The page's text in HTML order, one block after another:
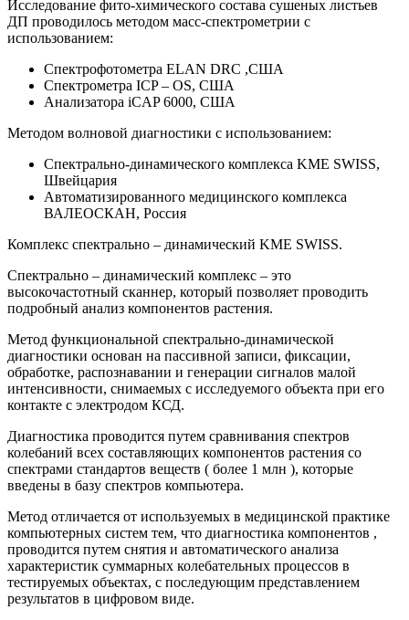
Исследование фито-химического состава сушеных листьев
ДП проводилось методом масс-спектрометрии с
использованием:
Спектрофотометра ELAN DRC ,США
Спектрометра ICP – OS, США
Анализатора iCAP 6000, США
Методом волновой диагностики с использованием:
Спектрально-динамического комплекса KME SWISS,
Швейцария
Автоматизированного медицинского комплекса
ВАЛЕОСКАН, Россия
Комплекс спектрально – динамический KME SWISS.
Спектрально – динамический комплекс – это
высокочастотный сканнер, который позволяет проводить
подробный анализ компонентов растения.
Метод функциональной спектрально-динамической
диагностики основан на пассивной записи, фиксации,
обработке, распознавании и генерации сигналов малой
интенсивности, снимаемых с исследуемого объекта при его
контакте с электродом КСД.
Диагностика проводится путем сравнивания спектров
колебаний всех составляющих компонентов растения со
спектрами стандартов веществ ( более 1 млн ), которые
введены в базу спектров компьютера.
Метод отличается от используемых в медицинской практике
компьютерных систем тем, что диагностика компонентов ,
проводится путем снятия и автоматического анализа
характеристик суммарных колебательных процессов в
тестируемых объектах, с последующим представлением
результатов в цифровом виде.